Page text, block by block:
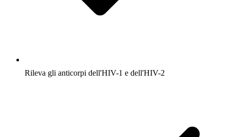
Rileva gli anticorpi dell'HIV-1 e dell'HIV-2